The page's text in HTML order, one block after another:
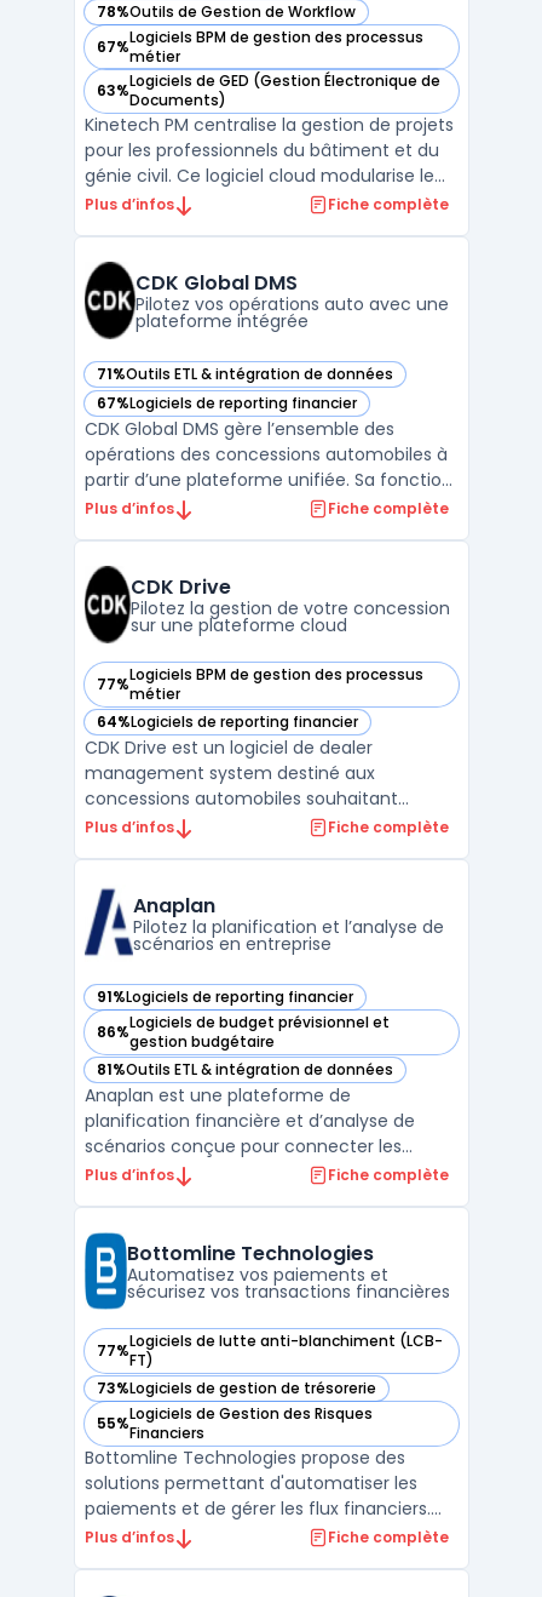
78%Outils de Gestion de Workflow
— voir Kinetech PM dans cette catégorie
67%Logiciels BPM de gestion des processus
métier
— voir Kinetech PM dans cette catégorie
63%Logiciels de GED (Gestion Électronique de
Documents)
— voir Kinetech PM dans cette catégorie
Kinetech PM centralise la gestion de projets
pour les professionnels du bâtiment et du
génie civil. Ce logiciel cloud modularise le
pilotage de chantier, en digitalisant
gestion financière. L'utilisation de gestion
de projet ...
Plus d’infos Fiche complète
CDK Global DMS
Pilotez vos opérations auto avec une
plateforme intégrée
71%Outils ETL & intégration de données
— voir CDK Global DMS dans cette catégorie
67%Logiciels de reporting financier
— voir CDK Global DMS dans cette catégorie
CDK Global DMS gère l’ensemble des
opérations des concessions automobiles à
partir d’une plateforme unifiée. Sa fonction
principale consiste à orchestrer la gestion
conformité stricte aux règles du secteur.
Les concessi ...
Plus d’infos Fiche complète
CDK Drive
Pilotez la gestion de votre concession
sur une plateforme cloud
77%Logiciels BPM de gestion des processus
métier
— voir CDK Drive dans cette catégorie
64%Logiciels de reporting financier
— voir CDK Drive dans cette catégorie
CDK Drive est un logiciel de dealer
management system destiné aux
concessions automobiles souhaitant
centraliser et sécuriser la gestion de leurs
l’accès en temps réel aux informations et
celle du suivi des processus ...
Plus d’infos Fiche complète
Anaplan
Pilotez la planification et l’analyse de
scénarios en entreprise
91%Logiciels de reporting financier
— voir Anaplan dans cette catégorie
86%Logiciels de budget prévisionnel et
gestion budgétaire
— voir Anaplan dans cette catégorie
81%Outils ETL & intégration de données
— voir Anaplan dans cette catégorie
Anaplan est une plateforme de
planification financière et d’analyse de
scénarios conçue pour connecter les
données, workflows métiers et utilisateurs
variés tout en prenant en compte des
variables métiers à travers ...
Plus d’infos Fiche complète
Bottomline Technologies
Automatisez vos paiements et
sécurisez vos transactions financières
77%Logiciels de lutte anti-blanchiment (LCB-
FT)
— voir Bottomline Technologies dans cette catégorie
73%Logiciels de gestion de trésorerie
— voir Bottomline Technologies dans cette catégorie
55%Logiciels de Gestion des Risques
Financiers
— voir Bottomline Technologies dans cette catégorie
Bottomline Technologies propose des
solutions permettant d'automatiser les
paiements et de gérer les flux financiers.
Les organisations et institutions financières
Plus d’infos Fiche complète